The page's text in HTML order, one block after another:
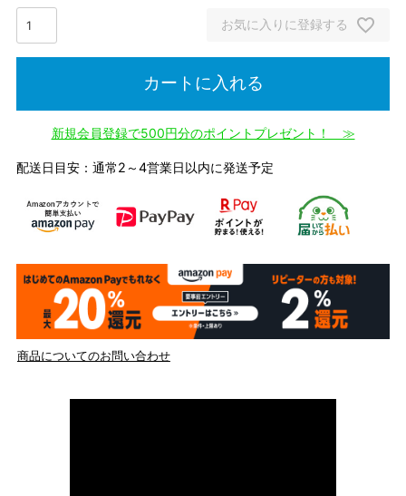
お気に入りに登録する
カートに入れる
新規会員登録で500円分のポイントプレゼント！ ≫
配送日目安：通常2～4営業日以内に発送予定
商品についてのお問い合わせ